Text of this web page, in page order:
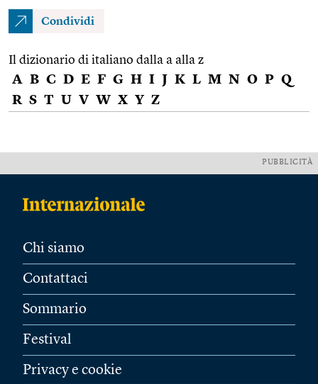
Condividi
Il dizionario di italiano dalla a alla z
A B C D E F G H I J K L M N O P Q
R S T U V W X Y Z
PUBBLICITÀ
Chi siamo
Contattaci
Sommario
Festival
Privacy e cookie